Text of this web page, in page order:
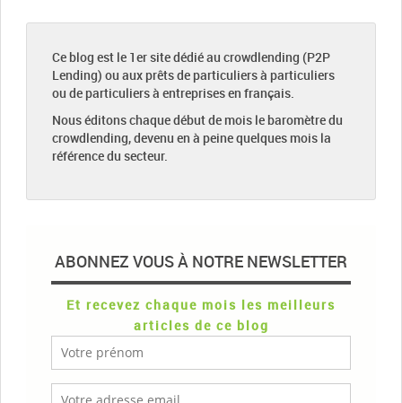
Ce blog est le 1er site dédié au crowdlending (P2P
Lending) ou aux prêts de particuliers à particuliers
ou de particuliers à entreprises en français.
Nous éditons chaque début de mois le baromètre du
crowdlending, devenu en à peine quelques mois la
référence du secteur.
ABONNEZ VOUS À NOTRE NEWSLETTER
Et recevez chaque mois les meilleurs
articles de ce blog